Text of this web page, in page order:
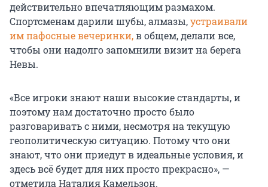
действительно впечатляющим размахом.
Спортсменам дарили шубы, алмазы,устраивали
им пафосные вечеринки,в общем, делали все,
чтобы они надолго запомнили визит на берега
Невы.
«Все игроки знают наши высокие стандарты, и
поэтому нам достаточно просто было
разговаривать с ними, несмотря на текущую
геополитическую ситуацию. Потому что они
знают, что они приедут в идеальные условия, и
здесь всё будет для них просто прекрасно», —
отметила Наталия Камельзон.